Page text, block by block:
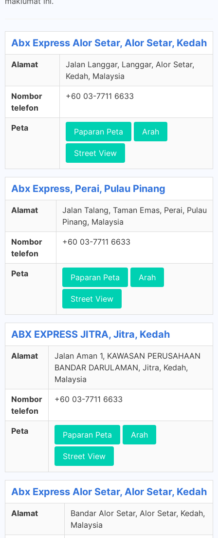
Abx Express Alor Setar, Alor Setar, Kedah
Alamat
Jalan Langgar, Langgar, Alor Setar,
Kedah, Malaysia
Nombor
telefon
+60 03-7711 6633
Peta Paparan Peta Arah
Street View
Abx Express, Perai, Pulau Pinang
Alamat
Jalan Talang, Taman Emas, Perai, Pulau
Pinang, Malaysia
Nombor
telefon
+60 03-7711 6633
Peta Paparan Peta Arah
Street View
ABX EXPRESS JITRA, Jitra, Kedah
Alamat
Jalan Aman 1, KAWASAN PERUSAHAAN
BANDAR DARULAMAN, Jitra, Kedah,
Malaysia
Nombor
telefon
+60 03-7711 6633
Peta Paparan Peta Arah
Street View
Abx Express Alor Setar, Alor Setar, Kedah
Alamat
Bandar Alor Setar, Alor Setar, Kedah,
Malaysia